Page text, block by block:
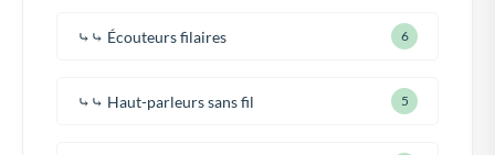
⤷⤷ Écouteurs filaires 6
⤷⤷ Haut-parleurs sans fil 5